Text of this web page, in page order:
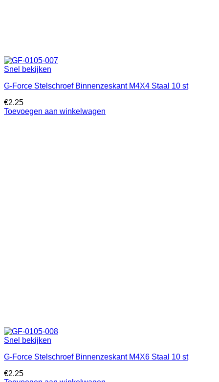
Snel bekijken
G-Force Stelschroef Binnenzeskant M4X4 Staal 10 st
€2.25
Toevoegen aan winkelwagen
Snel bekijken
G-Force Stelschroef Binnenzeskant M4X6 Staal 10 st
€2.25